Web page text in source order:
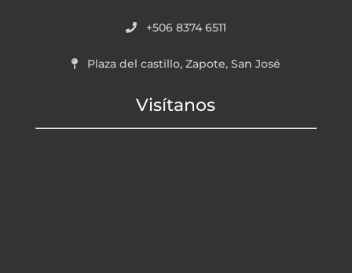
+506 8374 6511
Plaza del castillo, Zapote, San José
Visítanos